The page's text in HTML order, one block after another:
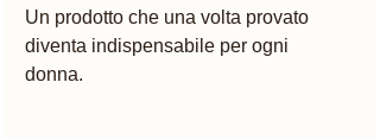
Un prodotto che una volta provato
diventa indispensabile per ogni
donna.